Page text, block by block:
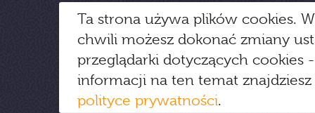
Ta strona używa plików cookies.
chwili możesz dokonać zmiany
przeglądarki dotyczących cookies
informacji na ten temat
polityce prywatności.